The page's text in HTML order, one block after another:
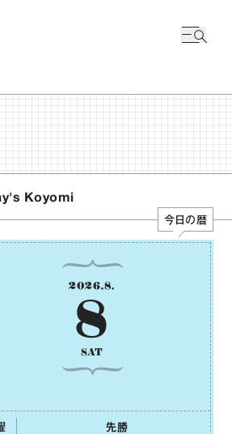
Koyomi
今日の暦
2026.8.
8
SAT
先勝